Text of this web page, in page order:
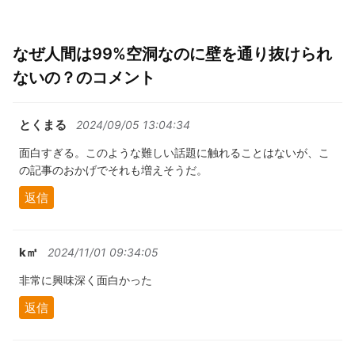
なぜ人間は99%空洞なのに壁を通り抜けられ
ないの？のコメント
とくまる 2024/09/05 13:04:34
面白すぎる。このような難しい話題に触れることはないが、こ
の記事のおかげでそれも増えそうだ。
返信
k㎡ 2024/11/01 09:34:05
非常に興味深く面白かった
返信